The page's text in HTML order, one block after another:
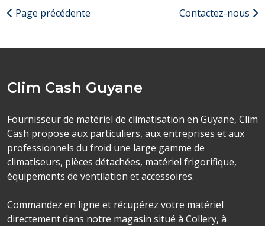
Page précédente Contactez-nous
Clim Cash Guyane
Fournisseur de matériel de climatisation en Guyane, Clim
Cash propose aux particuliers, aux entreprises et aux
professionnels du froid une large gamme de
climatiseurs, pièces détachées, matériel frigorifique,
équipements de ventilation et accessoires.
Commandez en ligne et récupérez votre matériel
directement dans notre magasin situé à Collery, à